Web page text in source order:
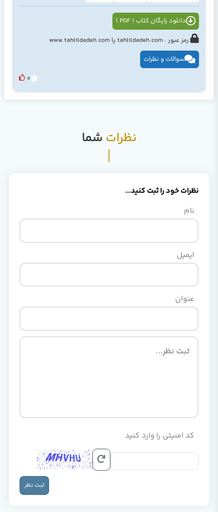
دانلود رایگان کتاب ( PDF )
رمز عبور : tahlildadeh.com یا www.tahlildadeh.com
سوالات و نظرات
0
نظرات شما
نظرات خود را ثبت کنید...
نام
ایمیل
عنوان
کد امنیتی را وارد کنید
ثبت نظر